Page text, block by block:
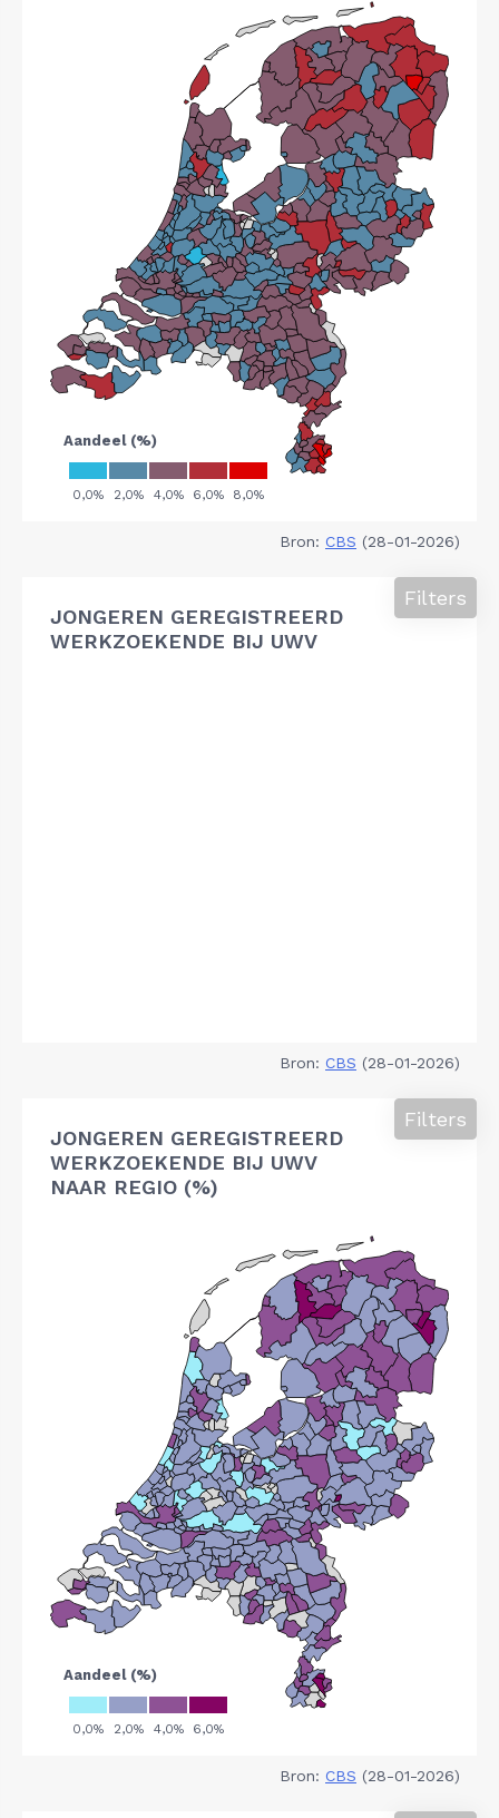
Bron: CBS (28-01-2026)
JONGEREN GEREGISTREERD
WERKZOEKENDE BIJ UWV
Filters
Bron: CBS (28-01-2026)
JONGEREN GEREGISTREERD
WERKZOEKENDE BIJ UWV
NAAR REGIO (%)
Filters
Bron: CBS (28-01-2026)